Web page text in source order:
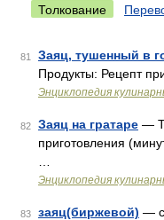
Толкование
81 Заяц, тушенный в
Продукты: Рецепт
Энциклопедия
82 Заяц на гратаре —
приготовления
Энциклопедия
83 заяц(биржевой) —